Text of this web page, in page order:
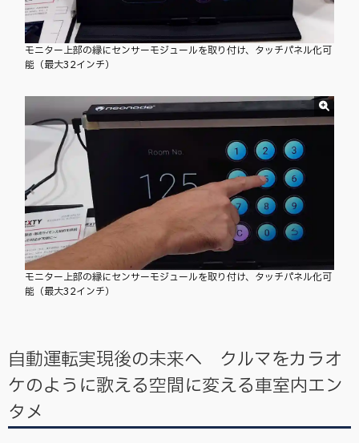
モニター上部の縁にセンサーモジュールを取り付け、タッチパネル化可
能（最大32インチ）
モニター上部の縁にセンサーモジュールを取り付け、タッチパネル化可
能（最大32インチ）
自動運転実現後の未来へ クルマをカラオ
ケのように歌える空間に変える車室内エン
タメ